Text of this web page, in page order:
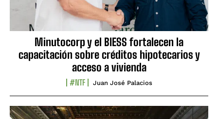
Minutocorp y el BIESS fortalecen la
capacitación sobre créditos hipotecarios y
acceso a vivienda
#NTF Juan José Palacios